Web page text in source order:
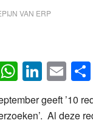
VAN ERP
WhatsApp
geeft ’10
Al deze